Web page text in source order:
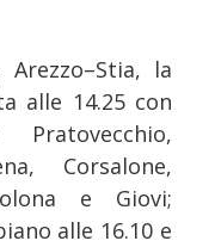
la
alle 14.25 con
Corsalone,
e Giovi;
alle 16.10 e